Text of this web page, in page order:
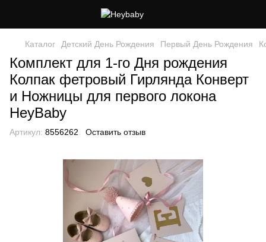
Каталог Детский День Рождения Первый День Рождения
Комплект для 1-го Дня рождения
Колпак фетровый Гирлянда Конверт
и Ножницы для первого локона
HeyBaby
Артикул: 8556262 Оставить отзыв